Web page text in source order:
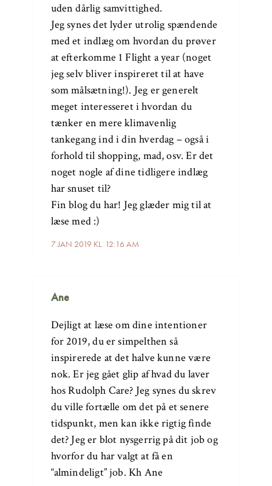
7 JAN 2019 KL. 12:16 AM
uden dårlig samvittighed.
Jeg synes det lyder utrolig spændende
med et indlæg om hvordan du prøver
at efterkomme 1 Flight a year (noget
jeg selv bliver inspireret til at have
som målsætning!). Jeg er generelt
meget interesseret i hvordan du
tænker en mere klimavenlig
tankegang ind i din hverdag – også i
forhold til shopping, mad, osv. Er det
noget nogle af dine tidligere indlæg
har snuset til?
Fin blog du har! Jeg glæder mig til at
læse med :)
Ane
Dejligt at læse om dine intentioner
for 2019, du er simpelthen så
inspirerede at det halve kunne være
nok. Er jeg gået glip af hvad du laver
hos Rudolph Care? Jeg synes du skrev
du ville fortælle om det på et senere
tidspunkt, men kan ikke rigtig finde
det? Jeg er blot nysgerrig på dit job og
hvorfor du har valgt at få en
“almindeligt” job. Kh Ane